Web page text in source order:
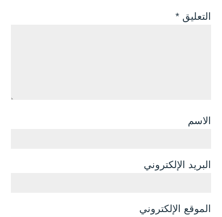
التعليق *
الاسم
البريد الإلكتروني
الموقع الإلكتروني